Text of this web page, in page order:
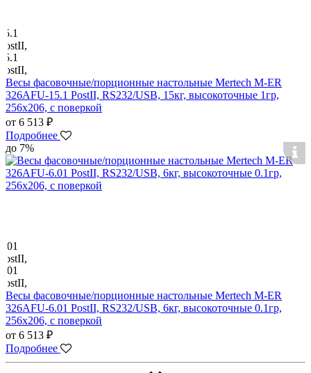
Весы фасовочные/порционные настольные Mertech M-ER
326AFU-15.1 PostII, RS232/USB, 15кг, высокоточные 1гр,
256х206, с поверкой
от 6 513 ₽
Подробнее
до 7%
Весы фасовочные/порционные настольные Mertech M-ER
326AFU-6.01 PostII, RS232/USB, 6кг, высокоточные 0.1гр,
256х206, с поверкой
от 6 513 ₽
Подробнее